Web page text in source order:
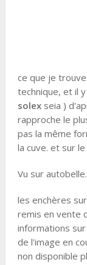
ce que je
technique, et il
solexseia )
rapproche le
pas la même
la cuve. et sur le
Vu sur
les enchères
remis en vente
informations
de l'image en
non disponible